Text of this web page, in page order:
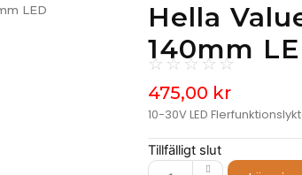
LED
Hella
140mm
☆ ☆☆☆☆
475,00 kr
10-30V LED
Tillfälligt slut